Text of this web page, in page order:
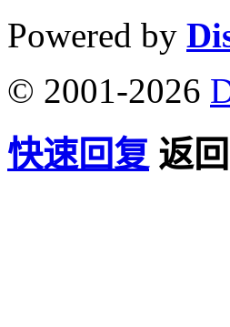
Powered by
© 2001-2026
快速回复 返